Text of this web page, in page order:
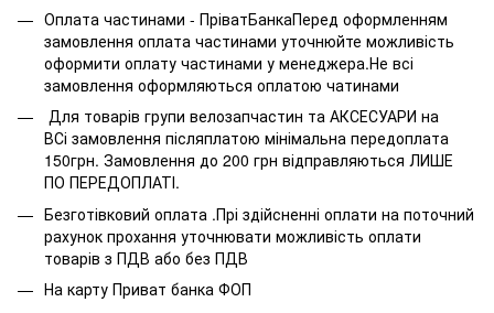
Оплата частинами - ПріватБанкаПеред оформленням
замовлення оплата частинами уточнюйте можливість
оформити оплату частинами у менеджера.Не всі
замовлення оформляються оплатою чатинами
Для товарів групи велозапчастин та АКСЕСУАРИ на
ВСі замовлення післяплатою мінімальна передоплата
150грн. Замовлення до 200 грн відправляються ЛИШЕ
ПО ПЕРЕДОПЛАТІ.
Безготівковий оплата .Прі здійсненні оплати на поточний
рахунок прохання уточнювати можливість оплати
товарів з ПДВ або без ПДВ
На карту Приват банка ФОП